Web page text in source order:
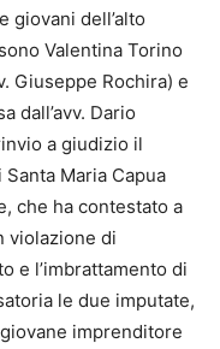
giovani dell’alto
Valentina Torino
Giuseppe Rochira) e
dall’avv. Dario
a giudizio il
Maria Capua
che ha contestato a
violazione di
e l’imbrattamento di
le due imputate,
imprenditore